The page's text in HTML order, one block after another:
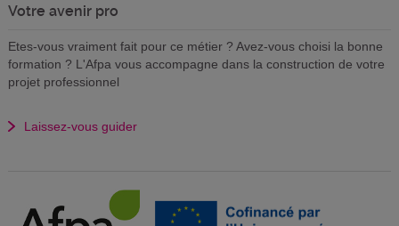
Votre avenir pro
Etes-vous vraiment fait pour ce métier ? Avez-vous choisi la bonne
formation ? L'Afpa vous accompagne dans la construction de votre
projet professionnel
Laissez-vous guider